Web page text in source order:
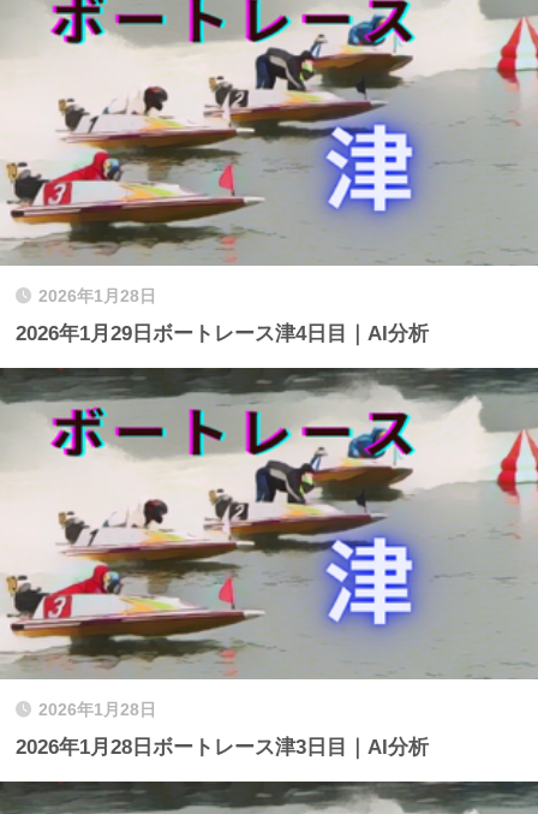
2026年1月28日
2026年1月29日ボートレース津4日目｜AI分析
2026年1月28日
2026年1月28日ボートレース津3日目｜AI分析